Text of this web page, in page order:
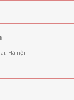
Hà nội